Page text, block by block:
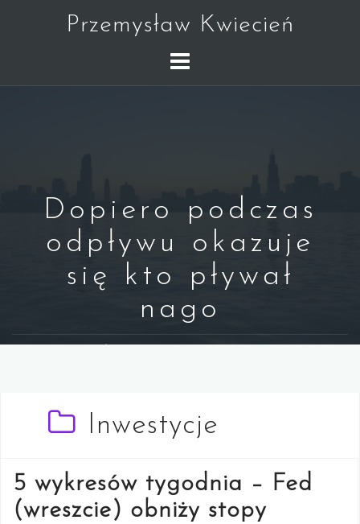
Przemysław Kwiecień
Dopiero podczas
odpływu okazuje
się kto pływał
nago
Inwestycje
5 wykresów tygodnia – Fed
(wreszcie) obniży stopy